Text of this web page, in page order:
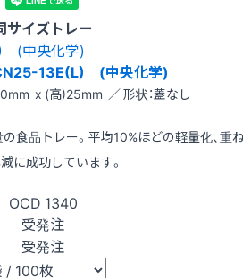
サイズトレー
13E(L) (中央化学)
x (高)25mm ／ 形状：蓋なし
食品トレー。平均10%ほどの軽量化、重
に成功しています。
OCD 1340
受発注
受発注